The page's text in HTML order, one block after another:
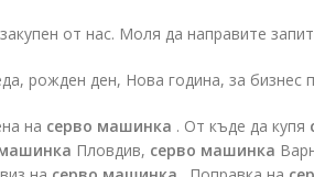
от нас. Моля да направите
рожден ден, Нова година, за бизнес
на серво машинка . От къде да купя
Пловдив, серво машинка